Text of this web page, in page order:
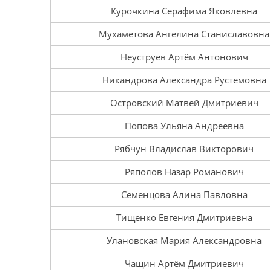
Курочкина Серафима Яковлевна
Мухаметова Ангелина Станиславовна
Неуструев Артём Антонович
Никандрова Александра Рустемовна
Островский Матвей Дмитриевич
Попова Ульяна Андреевна
Рябчун Владислав Викторович
Ряполов Назар Романович
Семенцова Алина Павловна
Тищенко Евгения Дмитриевна
Улановская Мария Александровна
Чащин Артём Дмитриевич